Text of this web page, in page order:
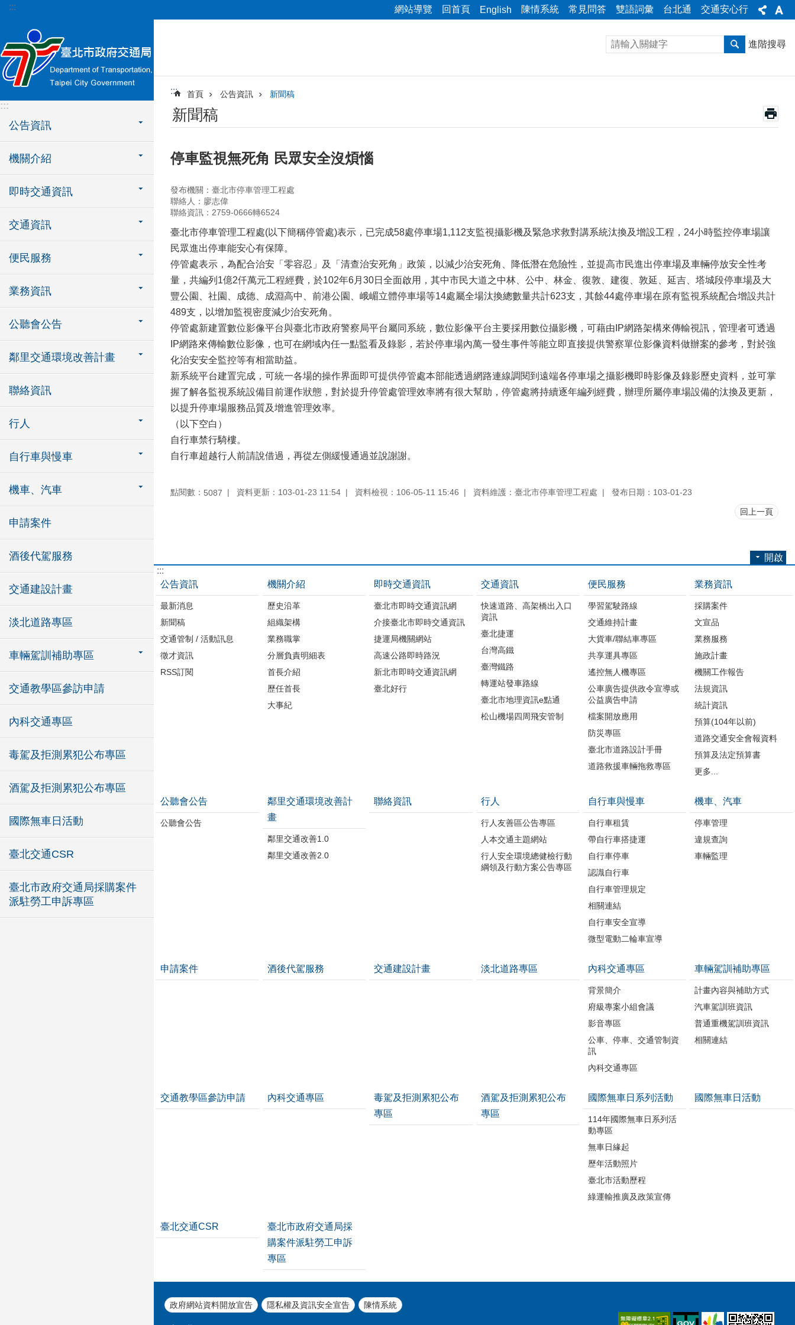
跳到主要內容區塊
::: 網站導覽 回首頁 English 陳情系統 常見問答 雙語詞彙 台北通 交通安心行
:::
公告資訊
機關介紹
即時交通資訊
交通資訊
便民服務
業務資訊
公聽會公告
鄰里交通環境改善計畫
聯絡資訊
行人
自行車與慢車
機車、汽車
申請案件
酒後代駕服務
交通建設計畫
淡北道路專區
車輛駕訓補助專區
交通教學區參訪申請
內科交通專區
毒駕及拒測累犯公布專區
酒駕及拒測累犯公布專區
國際無車日活動
臺北交通CSR
臺北市政府交通局採購案件
派駐勞工申訴專區
進階搜尋
::: 首頁 公告資訊 新聞稿
新聞稿
停車監視無死角 民眾安全沒煩惱
發布機關：臺北市停車管理工程處
聯絡人：廖志偉
聯絡資訊：2759-0666轉6524
臺北市停車管理工程處(以下簡稱停管處)表示，已完成58處停車場1,112支監視攝影機及緊急求救對講系統汰換及增設工程，24小時監控停車場讓
民眾進出停車能安心有保障。
停管處表示，為配合治安「零容忍」及「清查治安死角」政策，以減少治安死角、降低潛在危險性，並提高市民進出停車場及車輛停放安全性考
量，共編列1億2仟萬元工程經費，於102年6月30日全面啟用，其中市民大道之中林、公中、林金、復敦、建復、敦延、延吉、塔城段停車場及大
豐公園、社園、成德、成淵高中、前港公園、峨嵋立體停車場等14處屬全場汰換總數量共計623支，其餘44處停車場在原有監視系統配合增設共計
489支，以增加監視密度減少治安死角。
停管處新建置數位影像平台與臺北市政府警察局平台屬同系統，數位影像平台主要採用數位攝影機，可藉由IP網路架構來傳輸視訊，管理者可透過
IP網路來傳輸數位影像，也可在網域內任一點監看及錄影，若於停車場內萬一發生事件等能立即直接提供警察單位影像資料做辦案的參考，對於強
化治安安全監控等有相當助益。
新系統平台建置完成，可統一各場的操作界面即可提供停管處本部能透過網路連線調閱到遠端各停車場之攝影機即時影像及錄影歷史資料，並可掌
握了解各監視系統設備目前運作狀態，對於提升停管處管理效率將有很大幫助，停管處將持續逐年編列經費，辦理所屬停車場設備的汰換及更新，
以提升停車場服務品質及增進管理效率。
（以下空白）
自行車禁行騎樓。
自行車超越行人前請說借過，再從左側緩慢通過並說謝謝。
點閱數： 5087 資料更新：103-01-23 11:54 資料檢視：106-05-11 15:46 資料維護：臺北市停車管理工程處 發布日期：103-01-23
回上一頁
開啟
:::
公告資訊
最新消息
新聞稿
交通管制 / 活動訊息
徵才資訊
RSS訂閱
機關介紹
歷史沿革
組織架構
業務職掌
分層負責明細表
首長介紹
歷任首長
大事紀
即時交通資訊
臺北市即時交通資訊網
介接臺北市即時交通資訊
捷運局機關網站
高速公路即時路況
新北市即時交通資訊網
臺北好行
交通資訊
快速道路、高架橋出入口
資訊
臺北捷運
台灣高鐵
臺灣鐵路
轉運站發車路線
臺北市地理資訊e點通
松山機場四周飛安管制
便民服務
學習駕駛路線
交通維持計畫
大貨車/聯結車專區
共享運具專區
遙控無人機專區
公車廣告提供政令宣導或
公益廣告申請
檔案開放應用
防災專區
臺北市道路設計手冊
道路救援車輛拖救專區
業務資訊
採購案件
文宣品
業務服務
施政計畫
機關工作報告
法規資訊
統計資訊
預算(104年以前)
道路交通安全會報資料
預算及法定預算書
更多...
公聽會公告
公聽會公告
鄰里交通環境改善計
畫
鄰里交通改善1.0
鄰里交通改善2.0
聯絡資訊 行人
行人友善區公告專區
人本交通主題網站
行人安全環境總健檢行動
綱領及行動方案公告專區
自行車與慢車
自行車租賃
帶自行車搭捷運
自行車停車
認識自行車
自行車管理規定
相關連結
自行車安全宣導
微型電動二輪車宣導
機車、汽車
停車管理
違規查詢
車輛監理
申請案件 酒後代駕服務 交通建設計畫 淡北道路專區 內科交通專區
背景簡介
府級專案小組會議
影音專區
公車、停車、交通管制資
訊
內科交通專區
車輛駕訓補助專區
計畫內容與補助方式
汽車駕訓班資訊
普通重機駕訓班資訊
相關連結
交通教學區參訪申請 內科交通專區
毒駕及拒測累犯公布
專區
酒駕及拒測累犯公布
專區
國際無車日系列活動
114年國際無車日系列活
動專區
無車日緣起
歷年活動照片
臺北市活動歷程
綠運輸推廣及政策宣傳
國際無車日活動
臺北交通CSR
臺北市政府交通局採
購案件派駐勞工申訴
專區
政府網站資料開放宣告 隱私權及資訊安全宣告 陳情系統